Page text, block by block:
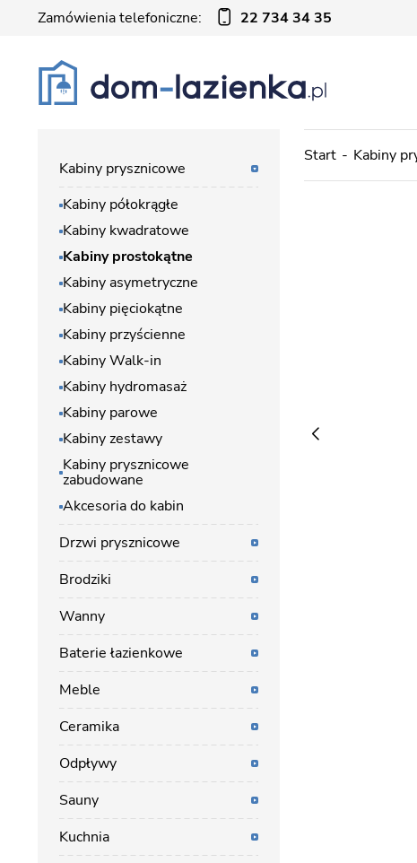
Zamówienia telefoniczne: 22 734 34 35
Start Kabiny
Kabiny prysznicowe
Kabiny półokrągłe
Kabiny kwadratowe
Kabiny prostokątne
Kabiny asymetryczne
Kabiny pięciokątne
Kabiny przyścienne
Kabiny Walk-in
Kabiny hydromasaż
Kabiny parowe
Kabiny zestawy
Kabiny prysznicowe
zabudowane
Akcesoria do kabin
Drzwi prysznicowe
Brodziki
Wanny
Baterie łazienkowe
Meble
Ceramika
Odpływy
Sauny
Kuchnia